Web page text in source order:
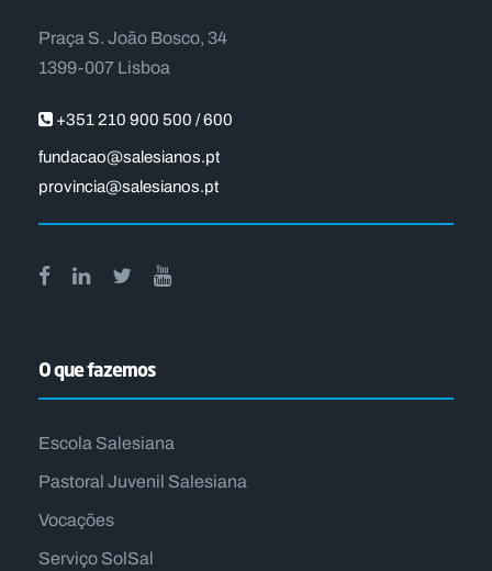
Praça S. João Bosco, 34
1399-007 Lisboa
+351 210 900 500 / 600
fundacao@salesianos.pt
provincia@salesianos.pt
O que fazemos
Escola Salesiana
Pastoral Juvenil Salesiana
Vocações
Serviço SolSal